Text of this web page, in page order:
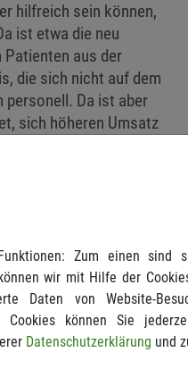
hilfreich sein können,
ist etwa die neu
aus der
die sich nicht auf dem
personell. Da ist aber
sich höheren Umsatz
lesen muss.
kaum über die Runden
gebe es kein
beschere. Die
müssten genau
am Patienten
Patienten ihre Ärzte
Zum einen sind
wir mit Hilfe der
Daten von Website-
können Sie
Datenschutzerklärung und